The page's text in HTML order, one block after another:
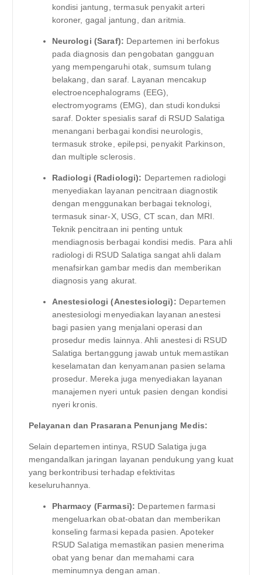
kondisi jantung, termasuk penyakit arteri
koroner, gagal jantung, dan aritmia.
Neurologi (Saraf): Departemen ini berfokus
pada diagnosis dan pengobatan gangguan
yang mempengaruhi otak, sumsum tulang
belakang, dan saraf. Layanan mencakup
electroencephalograms (EEG),
electromyograms (EMG), dan studi konduksi
saraf. Dokter spesialis saraf di RSUD Salatiga
menangani berbagai kondisi neurologis,
termasuk stroke, epilepsi, penyakit Parkinson,
dan multiple sclerosis.
Radiologi (Radiologi): Departemen radiologi
menyediakan layanan pencitraan diagnostik
dengan menggunakan berbagai teknologi,
termasuk sinar-X, USG, CT scan, dan MRI.
Teknik pencitraan ini penting untuk
mendiagnosis berbagai kondisi medis. Para ahli
radiologi di RSUD Salatiga sangat ahli dalam
menafsirkan gambar medis dan memberikan
diagnosis yang akurat.
Anestesiologi (Anestesiologi): Departemen
anestesiologi menyediakan layanan anestesi
bagi pasien yang menjalani operasi dan
prosedur medis lainnya. Ahli anestesi di RSUD
Salatiga bertanggung jawab untuk memastikan
keselamatan dan kenyamanan pasien selama
prosedur. Mereka juga menyediakan layanan
manajemen nyeri untuk pasien dengan kondisi
nyeri kronis.
Pelayanan dan Prasarana Penunjang Medis:
Selain departemen intinya, RSUD Salatiga juga
mengandalkan jaringan layanan pendukung yang kuat
yang berkontribusi terhadap efektivitas
keseluruhannya.
Pharmacy (Farmasi): Departemen farmasi
mengeluarkan obat-obatan dan memberikan
konseling farmasi kepada pasien. Apoteker
RSUD Salatiga memastikan pasien menerima
obat yang benar dan memahami cara
meminumnya dengan aman.